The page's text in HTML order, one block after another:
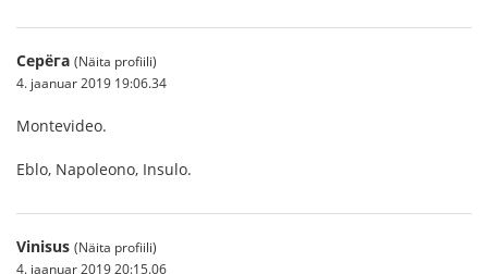
Серёга (Näita profiili)
4. jaanuar 2019 19:06.34
Montevideo.
Eblo, Napoleono, Insulo.
Vinisus (Näita profiili)
4. jaanuar 2019 20:15.06